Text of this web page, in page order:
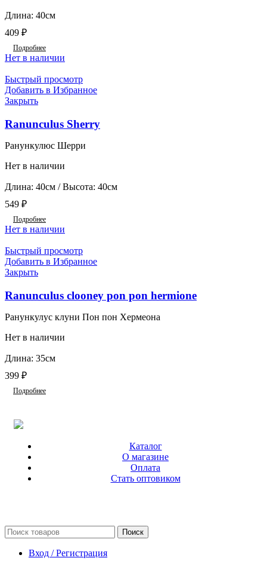
Длина: 40см
409 ₽
Подробнее
Нет в наличии
Быстрый просмотр
Добавить в Избранное
Закрыть
Ranunculus Sherry
Ранункулюс Шерри
Нет в наличии
Длина: 40см / Высота: 40см
549 ₽
Подробнее
Нет в наличии
Быстрый просмотр
Добавить в Избранное
Закрыть
Ranunculus clooney pon pon hermione
Ранункулус клуни Пон пон Хермеона
Нет в наличии
Длина: 35см
399 ₽
Подробнее
Каталог
О магазине
Оплата
Стать оптовиком
Поиск
Вход / Регистрация